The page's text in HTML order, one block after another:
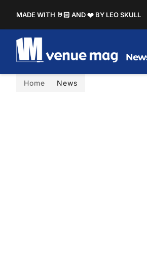
MADE WITH 🤘🏻 AND ❤️ BY LEO SKULL
Home News